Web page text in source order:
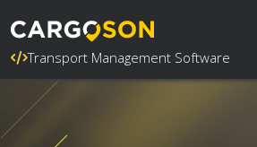
Transport Management Software